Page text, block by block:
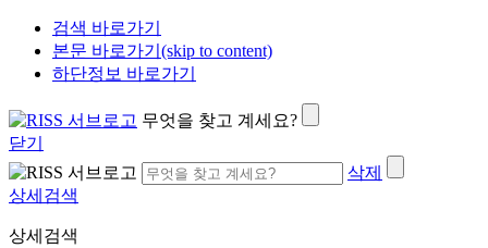
검색 바로가기
본문 바로가기(skip to content)
하단정보 바로가기
무엇을 찾고 계세요?
닫기
삭제
상세검색
상세검색